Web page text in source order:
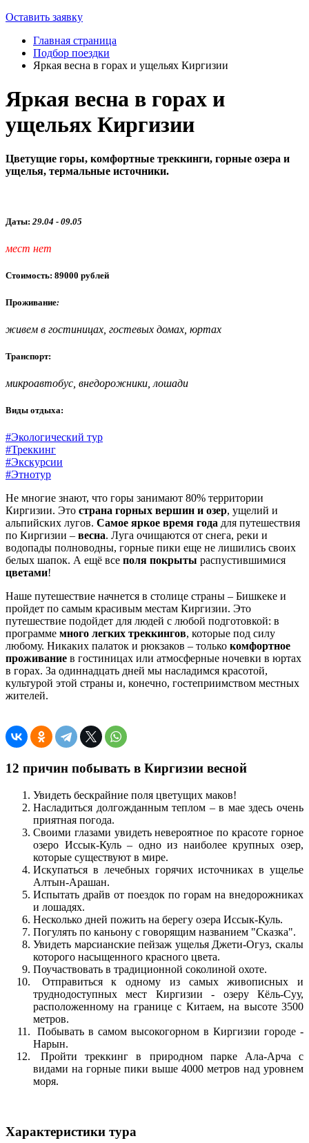
Оставить заявку
Главная страница
Подбор поездки
Яркая весна в горах и ущельях Киргизии
Яркая весна в горах и
ущельях Киргизии
Цветущие горы, комфортные треккинги, горные озера и
ущелья, термальные источники.
Даты: 29.04 - 09.05
мест нет
Стоимость: 89000 рублей
Проживание:
живем в гостиницах, гостевых домах, юртах
Транспорт:
микроавтобус, внедорожники, лошади
Виды отдыха:
#Экологический тур
#Треккинг
#Экскурсии
#Этнотур
Не многие знают, что горы занимают 80% территории
Киргизии. Это страна горных вершин и озер, ущелий и
альпийских лугов. Самое яркое время года для путешествия
по Киргизии – весна. Луга очищаются от снега, реки и
водопады полноводны, горные пики еще не лишились своих
белых шапок. А ещё все поля покрыты распустившимися
цветами!
Наше путешествие начнется в столице страны – Бишкеке и
пройдет по самым красивым местам Киргизии. Это
путешествие подойдет для людей с любой подготовкой: в
программе много легких треккингов, которые под силу
любому. Никаких палаток и рюкзаков – только комфортное
проживание в гостиницах или атмосферные ночевки в юртах
в горах. За одиннадцать дней мы насладимся красотой,
культурой этой страны и, конечно, гостеприимством местных
жителей.
12 причин побывать в Киргизии весной
Увидеть бескрайние поля цветущих маков!
Насладиться долгожданным теплом – в мае здесь очень
приятная погода.
Своими глазами увидеть невероятное по красоте горное
озеро Иссык-Куль – одно из наиболее крупных озер,
которые существуют в мире.
Искупаться в лечебных горячих источниках в ущелье
Алтын-Арашан.
Испытать драйв от поездок по горам на внедорожниках
и лошадях.
Несколько дней пожить на берегу озера Иссык-Куль.
Погулять по каньону с говорящим названием "Сказка".
Увидеть марсианские пейзаж ущелья Джети-Огуз, скалы
которого насыщенного красного цвета.
Поучаствовать в традиционной соколиной охоте.
Отправиться к одному из самых живописных и
труднодоступных мест Киргизии - озеру Кёль-Суу,
расположенному на границе с Китаем, на высоте 3500
метров.
Побывать в самом высокогорном в Киргизии городе -
Нарын.
Пройти треккинг в природном парке Ала-Арча с
видами на горные пики выше 4000 метров над уровнем
моря.
Характеристики тура